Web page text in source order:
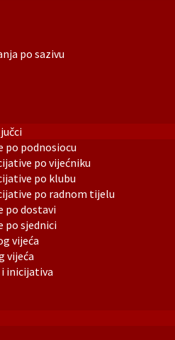
po sazivu
po podnosiocu
po vijećniku
po klubu
po radnom tijelu
po dostavi
po sjednici
vijeća
vijeća
inicijativa